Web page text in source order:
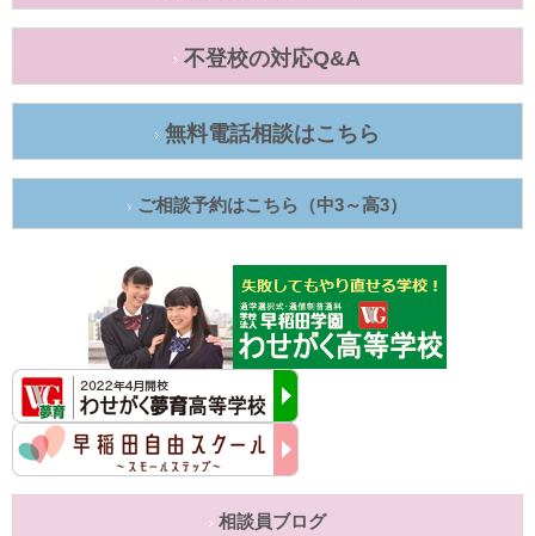
不登校の対応Q&A
無料電話相談はこちら
ご相談予約はこちら（中3～高3）
相談員ブログ